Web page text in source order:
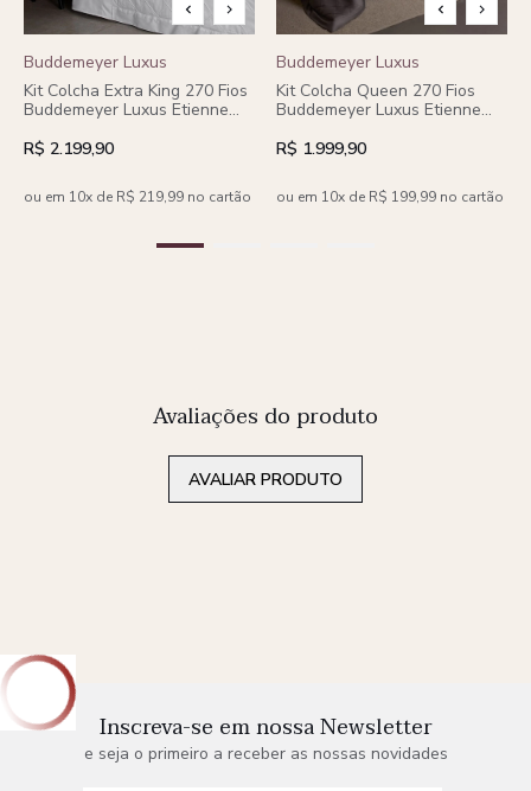
Buddemeyer Luxus
Kit Colcha Extra King 270 Fios
Buddemeyer Luxus Etienne
Branco 3 peças
R$ 2.199,90
ou em 10x de R$ 219,99 no cartão
Buddemeyer Luxus
Kit Colcha Queen 270 Fios
Buddemeyer Luxus Etienne
peças
R$ 1.999,90
ou em 10x de R$ 199,99 no cartão
Avaliações do produto
AVALIAR PRODUTO
Inscreva-se em nossa Newsletter
e seja o primeiro a receber as nossas novidades